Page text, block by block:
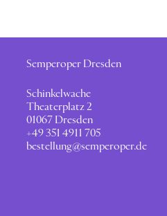
Semperoper Dresden
Schinkelwache
Theaterplatz 2
01067 Dresden
+49 351 4911 705
bestellung@semperoper.de